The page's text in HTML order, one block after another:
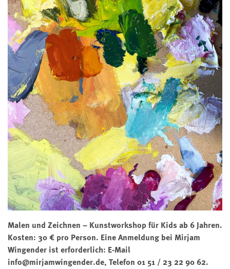
Malen und Zeichnen – Kunstworkshop für Kids ab 6 Jahren.
Kosten: 30 € pro Person. Eine Anmeldung bei Mirjam
Wingender ist erforderlich: E-Mail
info@mirjamwingender.de, Telefon 01 51 / 23 22 90 62.